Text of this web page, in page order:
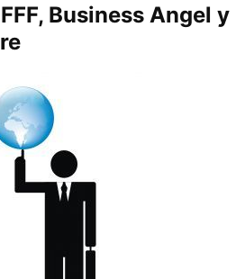
Business Angel y